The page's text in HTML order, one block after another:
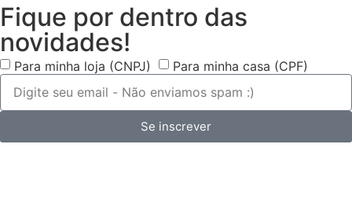
Fique por dentro das
novidades!
Para minha loja (CNPJ) Para minha casa (CPF)
Se inscrever